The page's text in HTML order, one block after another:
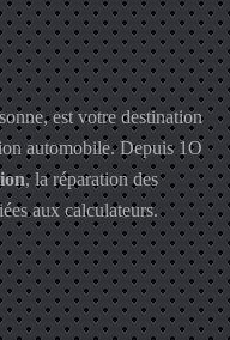
est votre destination
automobile. Depuis 1O
, la réparation des
aux calculateurs.